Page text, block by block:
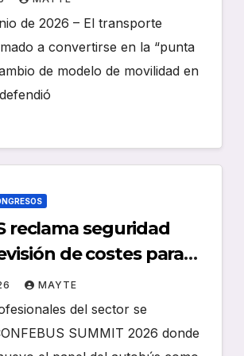
de 2026 – El transporte
a convertirse en la “punta
de modelo de movilidad en
reclama seguridad
de costes para
concesional
MAYTE
del sector se
SUMMIT 2026 donde